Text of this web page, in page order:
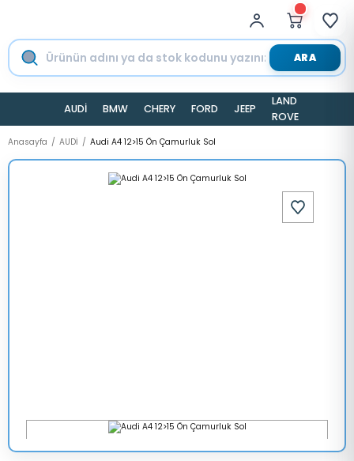
ARA
AUDİ BMW CHERY FORD JEEP
LAND
ROVER
Anasayfa AUDİ Audi A4 12>15 Ön Çamurluk Sol